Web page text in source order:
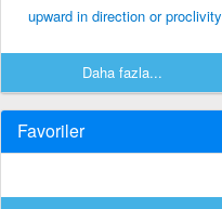
upward in direction or proclivity
Daha fazla...
Favoriler